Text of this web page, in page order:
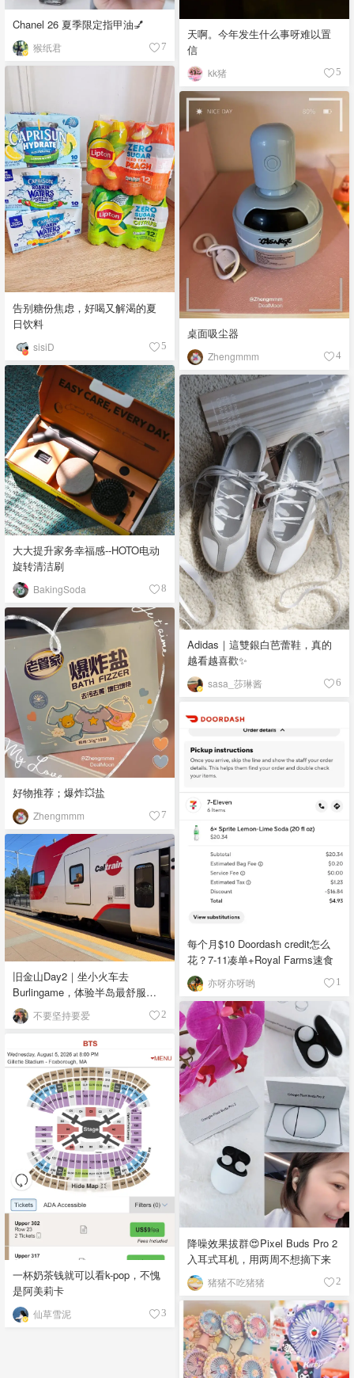
Chanel 26 夏季限定指甲油💅
猴纸君 7
天啊。今年发生什么事呀难以置
信
kk猪 5
告别糖份焦虑，好喝又解渴的夏
日饮料
sisiD 5
桌面吸尘器
Zhengmmm 4
大大提升家务幸福感--HOTO电动
旋转清洁刷
BakingSoda 8
Adidas｜這雙銀白芭蕾鞋，真的
越看越喜歡✨
sasa_莎琳酱 6
好物推荐；爆炸💥盐
Zhengmmm 7
每个月$10 Doordash credit怎么
花？7-11凑单+Royal Farms速食
亦呀亦呀哟 1
旧金山Day2｜坐小火车去
Burlingame，体验半岛最舒服的
小镇生活🌿
不要坚持要爱 2
降噪效果拔群😍Pixel Buds Pro 2
入耳式耳机，用两周不想摘下来
猪猪不吃猪猪 2
一杯奶茶钱就可以看k-pop，不愧
是阿美莉卡
仙草雪泥 3